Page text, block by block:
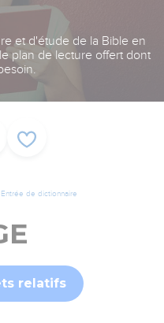
et d'étude de la Bible en
plan de lecture offert dont
Entrée de dictionnaire
relatifs